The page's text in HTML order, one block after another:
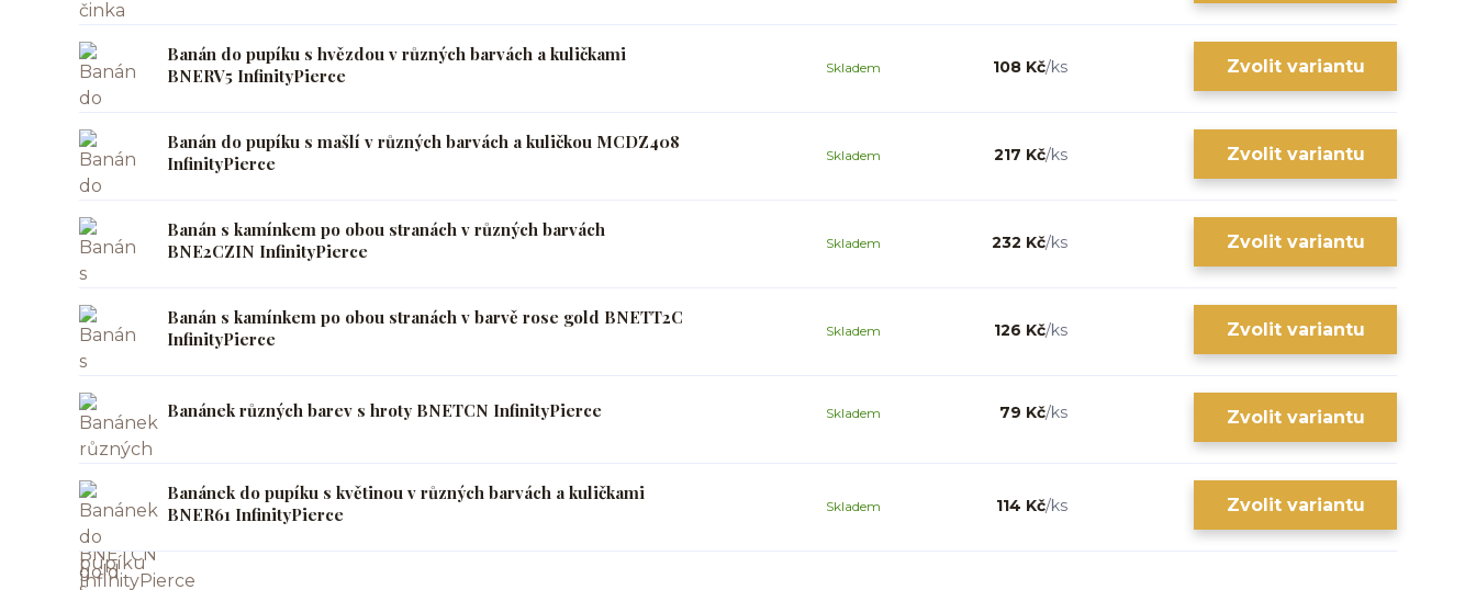
Banán do pupíku s hvězdou v různých barvách a kuličkami
BNERV5 InfinityPierce
108 Kč/ks
Skladem Zvolit variantu
Banán do pupíku s mašlí v různých barvách a kuličkou MCDZ408
InfinityPierce
217 Kč/ks
Skladem Zvolit variantu
Banán s kamínkem po obou stranách v různých barvách
BNE2CZIN InfinityPierce
232 Kč/ks
Skladem Zvolit variantu
Banán s kamínkem po obou stranách v barvě rose gold BNETT2C
InfinityPierce
126 Kč/ks
Skladem Zvolit variantu
Banánek různých barev s hroty BNETCN InfinityPierce 79 Kč/ks
Skladem Zvolit variantu
Banánek do pupíku s květinou v různých barvách a kuličkami
BNER61 InfinityPierce
114 Kč/ks
Skladem Zvolit variantu